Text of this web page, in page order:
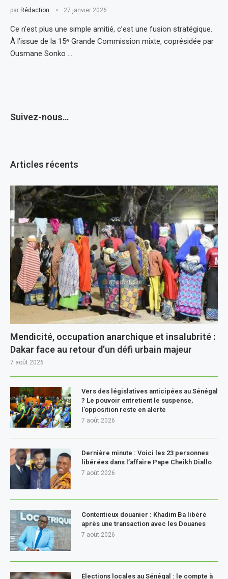
par Rédaction 27 janvier 2026
Ce n’est plus une simple amitié, c’est une fusion stratégique.
À l’issue de la 15ᵉ Grande Commission mixte, coprésidée par
Ousmane Sonko …
Suivez-nous…
Articles récents
Mendicité, occupation anarchique et insalubrité :
Dakar face au retour d’un défi urbain majeur
7 août 2026
Vers des législatives anticipées au Sénégal
? Le pouvoir entretient le suspense,
l’opposition reste en alerte
7 août 2026
Dernière minute : Voici les 23 personnes
libérées dans l’affaire Pape Cheikh Diallo
7 août 2026
Contentieux douanier : Khadim Ba libéré
après une transaction avec les Douanes
7 août 2026
Élections locales au Sénégal : le compte à